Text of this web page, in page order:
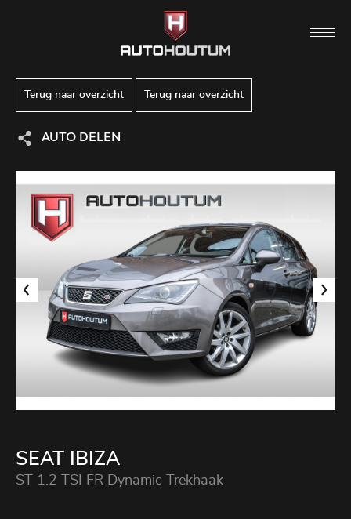
Terug naar overzicht Terug naar overzicht
AUTO DELEN
SEAT IBIZA
ST 1.2 TSI FR Dynamic Trekhaak